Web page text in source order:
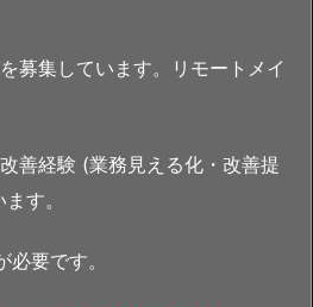
募集しています。リモートメイ
善経験 (業務見える化・改善提
す。
要です。